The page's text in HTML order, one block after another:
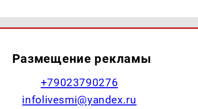
Размещение рекламы
+79023790276
infolivesmi@yandex.ru